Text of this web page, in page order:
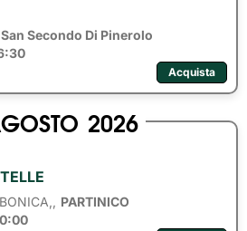
San Secondo Di Pinerolo
Acquista
2026
PARTINICO